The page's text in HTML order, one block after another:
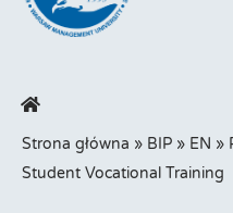
Strona główna » BIP » EN »
Student Vocational Training